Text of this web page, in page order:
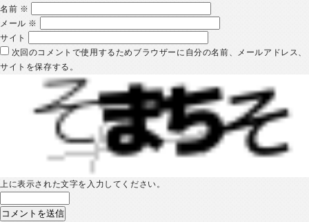
名前 ※
メール ※
サイト
次回のコメントで使用するためブラウザーに自分の名前、メールアドレス、
サイトを保存する。
上に表示された文字を入力してください。